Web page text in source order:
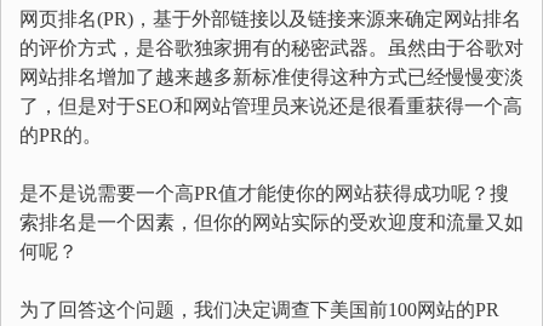
网页排名(PR)，基于外部链接以及链接来源来确定网站排名
的评价方式，是谷歌独家拥有的秘密武器。虽然由于谷歌对
网站排名增加了越来越多新标准使得这种方式已经慢慢变淡
了，但是对于SEO和网站管理员来说还是很看重获得一个高
的PR的。
是不是说需要一个高PR值才能使你的网站获得成功呢？搜
索排名是一个因素，但你的网站实际的受欢迎度和流量又如
何呢？
为了回答这个问题，我们决定调查下美国前100网站的PR